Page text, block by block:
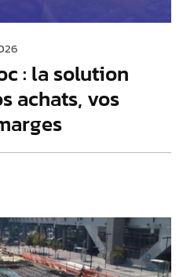
: la solution
achats, vos